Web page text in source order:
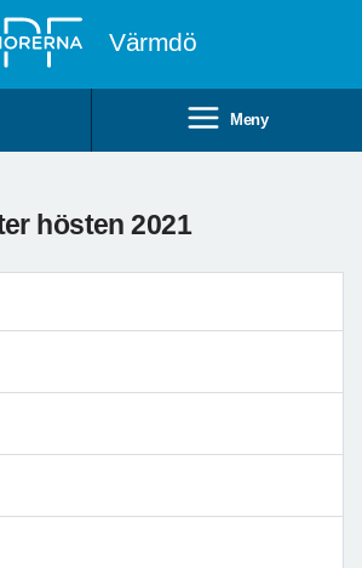
Värmdö
Meny
hösten 2021